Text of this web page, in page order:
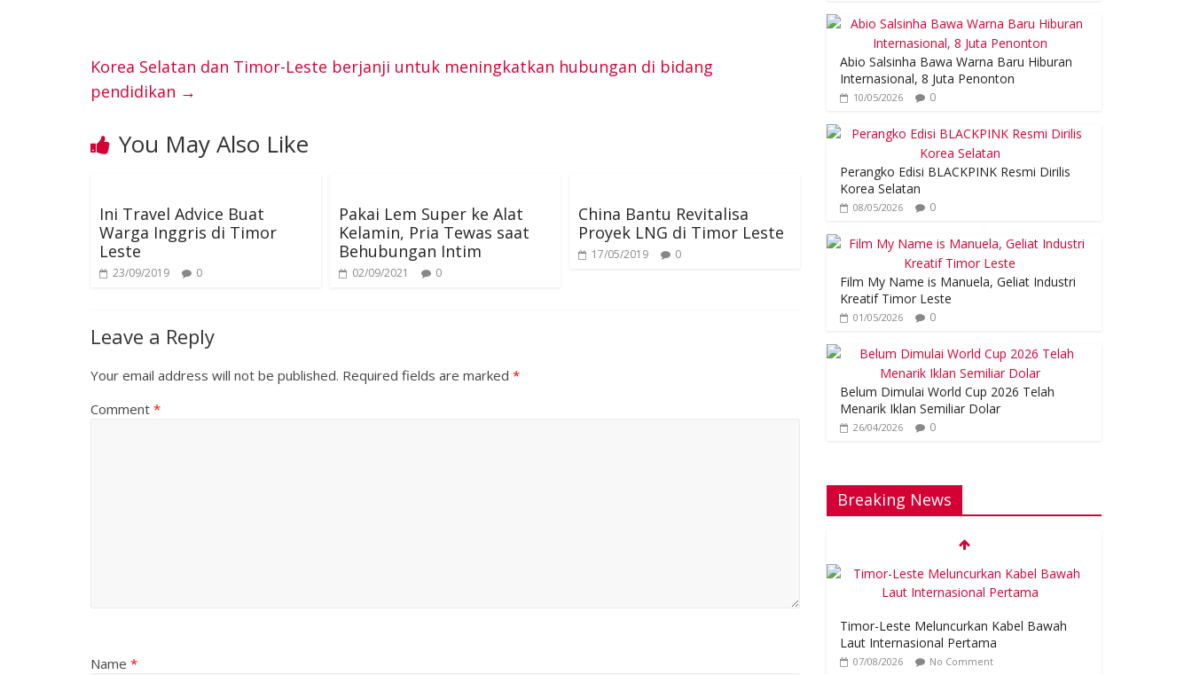
b
o
t
r
e
e
t
e
I
e
r
l a g s
Korea Selatan dan Timor-Leste berjanji untuk meningkatkan hubungan di bidang
pendidikan →
You May Also Like
Ini Travel Advice Buat
Warga Inggris di Timor
Leste
23/09/2019 0
Pakai Lem Super ke Alat
Kelamin, Pria Tewas saat
Behubungan Intim
02/09/2021 0
China Bantu Revitalisa
Proyek LNG di Timor Leste
17/05/2019 0
Leave a Reply
Your email address will not be published. Required fields are marked *
Comment *
Name *
Abio Salsinha Bawa Warna Baru Hiburan
Internasional, 8 Juta Penonton
10/05/2026 0
Perangko Edisi BLACKPINK Resmi Dirilis
Korea Selatan
08/05/2026 0
Film My Name is Manuela, Geliat Industri
Kreatif Timor Leste
01/05/2026 0
Belum Dimulai World Cup 2026 Telah
Menarik Iklan Semiliar Dolar
26/04/2026 0
Breaking News
Timor-Leste Meluncurkan Kabel Bawah
Laut Internasional Pertama
07/08/2026 No Comment